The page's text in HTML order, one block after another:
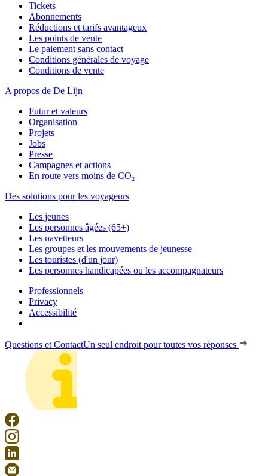
Tickets
Abonnements
Réductions et tarifs avantageux
Les points de vente
Le paiement sans contact
Conditions générales de voyage
Conditions de vente
A propos de De Lijn
Futur et valeurs
Organisation
Projets
Jobs
Presse
Campagnes et actions
En route vers moins de CO₂
Des solutions pour les voyageurs
Les jeunes
Les personnes âgées (65+)
Les navetteurs
Les groupes et les mouvements de jeunesse
Les touristes (d'un jour)
Les personnes handicapées ou les accompagnateurs
Professionnels
Privacy
Accessibilité
Questions et ContactUn seul endroit pour toutes vos réponses